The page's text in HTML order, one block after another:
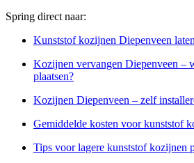
Spring direct naar:
Kunststof kozijnen Diepenveen
Kozijnen vervangen Diepenveen –
plaatsen?
Kozijnen Diepenveen – zelf
Gemiddelde kosten voor kunststof
Tips voor lagere kunststof kozijnen